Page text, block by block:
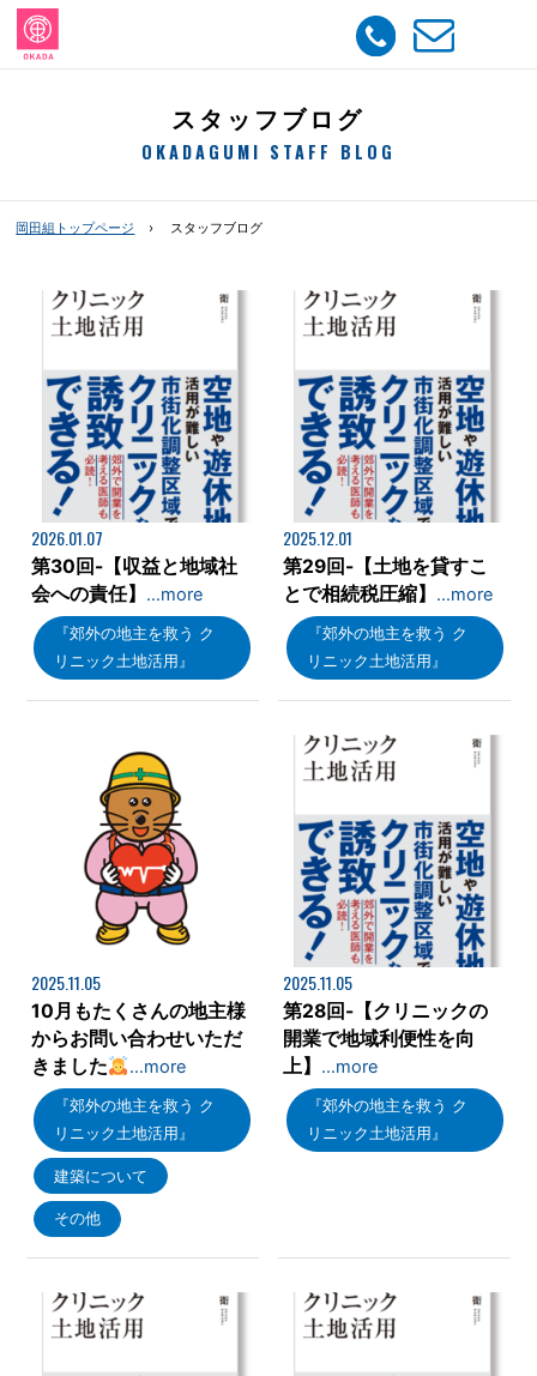
スタッフブログ
OKADAGUMI STAFF BLOG
岡田組トップページ スタッフブログ
2026.01.07
第30回-【収益と地域社
会への責任】 …more
『郊外の地主を救う ク
リニック土地活用』
2025.12.01
第29回-【土地を貸すこ
とで相続税圧縮】 …more
『郊外の地主を救う ク
リニック土地活用』
2025.11.05
10月もたくさんの地主様
からお問い合わせいただ
きました
…more
『郊外の地主を救う ク
リニック土地活用』
建築について
その他
2025.11.05
第28回-【クリニックの
開業で地域利便性を向
上】 …more
『郊外の地主を救う ク
リニック土地活用』